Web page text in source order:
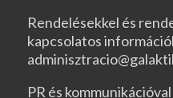
Rendelésekkel és
kapcsolatos
PR és